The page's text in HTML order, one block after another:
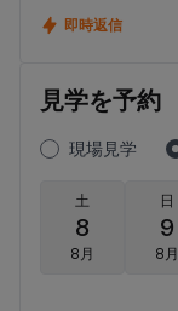
即時返信
見学を予約
現場見学
土
8
8月
日
9
8月